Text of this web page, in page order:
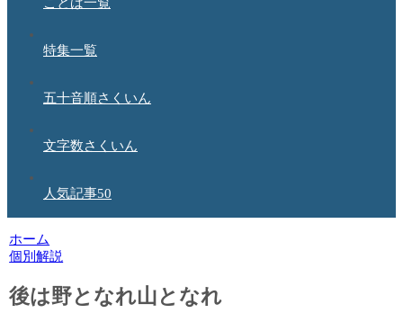
特集一覧
五十音順さくいん
文字数さくいん
人気記事50
ホーム
個別解説
後は野となれ山となれ